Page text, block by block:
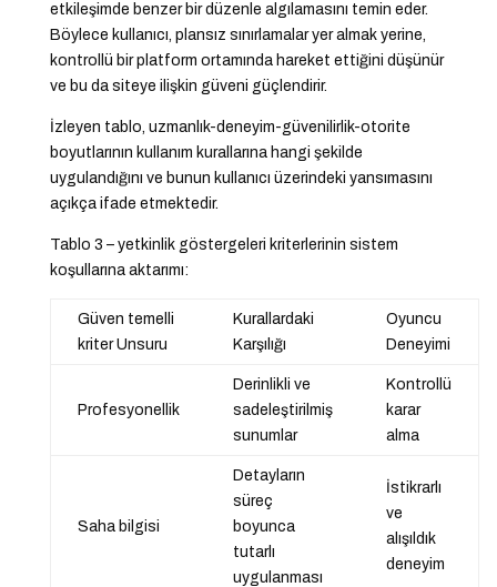
etkileşimde benzer bir düzenle algılamasını temin eder.
Böylece kullanıcı, plansız sınırlamalar yer almak yerine,
kontrollü bir platform ortamında hareket ettiğini düşünür
ve bu da siteye ilişkin güveni güçlendirir.
İzleyen tablo, uzmanlık-deneyim-güvenilirlik-otorite
boyutlarının kullanım kurallarına hangi şekilde
uygulandığını ve bunun kullanıcı üzerindeki yansımasını
açıkça ifade etmektedir.
Tablo 3 – yetkinlik göstergeleri kriterlerinin sistem
koşullarına aktarımı:
Güven temelli
kriter Unsuru
Kurallardaki
Karşılığı
Oyuncu
Deneyimi
Profesyonellik
Derinlikli ve
sadeleştirilmiş
sunumlar
Kontrollü
karar
alma
Saha bilgisi
Detayların
süreç
boyunca
tutarlı
uygulanması
İstikrarlı
ve
alışıldık
deneyim